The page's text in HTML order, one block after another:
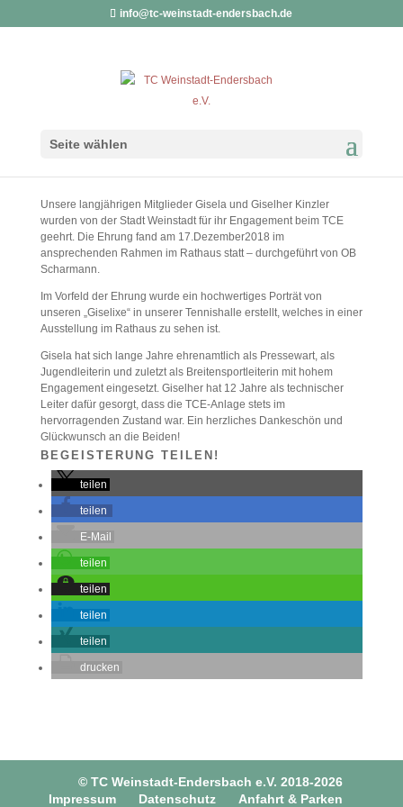
info@tc-weinstadt-endersbach.de
Seite wählen
EHRUNG FÜRS EHRENAMT
Unsere langjährigen Mitglieder Gisela und Giselher Kinzler
wurden von der Stadt Weinstadt für ihr Engagement beim TCE
geehrt. Die Ehrung fand am 17.Dezember2018 im
ansprechenden Rahmen im Rathaus statt – durchgeführt von OB
Scharmann.
Im Vorfeld der Ehrung wurde ein hochwertiges Porträt von
unseren „Giselixe“ in unserer Tennishalle erstellt, welches in einer
Ausstellung im Rathaus zu sehen ist.
Gisela hat sich lange Jahre ehrenamtlich als Pressewart, als
Jugendleiterin und zuletzt als Breitensportleiterin mit hohem
Engagement eingesetzt. Giselher hat 12 Jahre als technischer
Leiter dafür gesorgt, dass die TCE-Anlage stets im
hervorragenden Zustand war. Ein herzliches Dankeschön und
Glückwunsch an die Beiden!
BEGEISTERUNG TEILEN!
teilen
teilen
E-Mail
teilen
teilen
teilen
teilen
drucken
© TC Weinstadt-Endersbach e.V. 2018-2026
Impressum
Datenschutz Anfahrt & Parken